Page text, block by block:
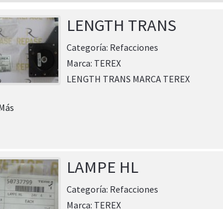
LENGTH TRANS
Categoría: Refacciones
Marca: TEREX
LENGTH TRANS MARCA TEREX
LAMPE HL
Categoría: Refacciones
Marca: TEREX